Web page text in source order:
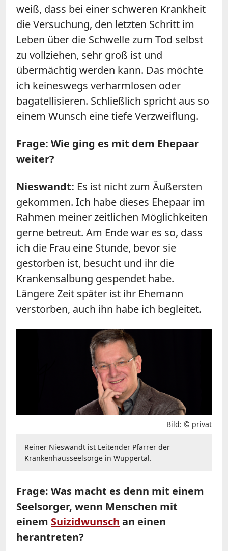
weiß, dass bei einer schweren Krankheit
die Versuchung, den letzten Schritt im
Leben über die Schwelle zum Tod selbst
zu vollziehen, sehr groß ist und
übermächtig werden kann. Das möchte
ich keineswegs verharmlosen oder
bagatellisieren. Schließlich spricht aus so
einem Wunsch eine tiefe Verzweiflung.
Frage: Wie ging es mit dem Ehepaar
weiter?
Nieswandt: Es ist nicht zum Äußersten
gekommen. Ich habe dieses Ehepaar im
Rahmen meiner zeitlichen Möglichkeiten
gerne betreut. Am Ende war es so, dass
ich die Frau eine Stunde, bevor sie
gestorben ist, besucht und ihr die
Krankensalbung gespendet habe.
Längere Zeit später ist ihr Ehemann
verstorben, auch ihn habe ich begleitet.
Bild: © privat
Reiner Nieswandt ist Leitender Pfarrer der
Krankenhausseelsorge in Wuppertal.
Frage: Was macht es denn mit einem
Seelsorger, wenn Menschen mit
einem Suizidwunsch an einen
herantreten?